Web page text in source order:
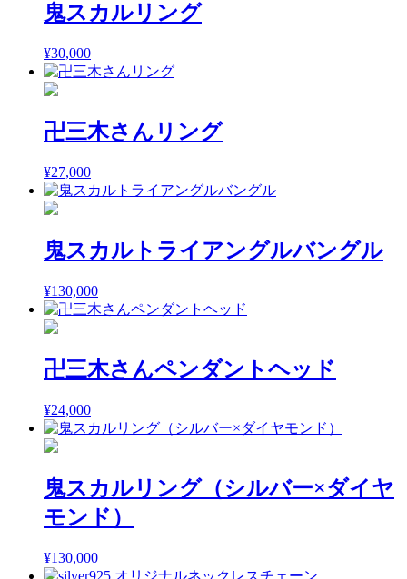
鬼スカルリング
¥30,000
卍三木さんリング
¥27,000
鬼スカルトライアングルバングル
¥130,000
卍三木さんペンダントヘッド
¥24,000
鬼スカルリング（シルバー×ダイヤ
モンド）
¥130,000